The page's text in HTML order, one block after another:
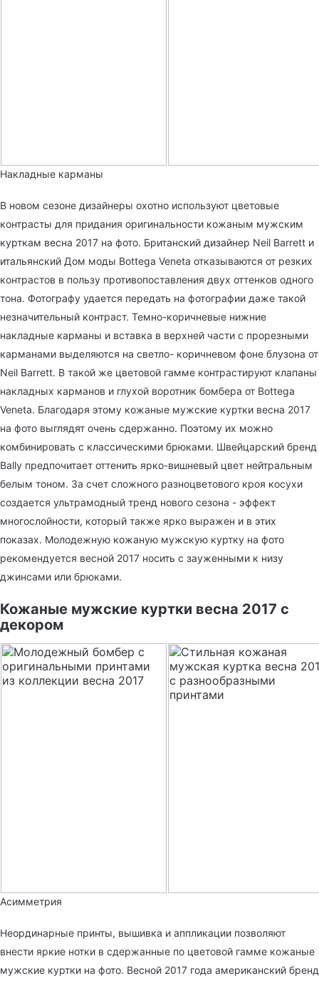
Накладные карманы
В новом сезоне дизайнеры охотно используют цветовые
контрасты для придания оригинальности кожаным мужским
курткам весна 2017 на фото. Британский дизайнер Neil Barrett и
итальянский Дом моды Bottega Veneta отказываются от резких
контрастов в пользу противопоставления двух оттенков одного
тона. Фотографу удается передать на фотографии даже такой
незначительный контраст. Темно-коричневые нижние
накладные карманы и вставка в верхней части с прорезными
карманами выделяются на светло- коричневом фоне блузона от
Neil Barrett. В такой же цветовой гамме контрастируют клапаны
накладных карманов и глухой воротник бомбера от Bottega
Veneta. Благодаря этому кожаные мужские куртки весна 2017
на фото выглядят очень сдержанно. Поэтому их можно
комбинировать с классическими брюками. Швейцарский бренд
Bally предпочитает оттенить ярко-вишневый цвет нейтральным
белым тоном. За счет сложного разноцветового кроя косухи
создается ультрамодный тренд нового сезона - эффект
многослойности, который также ярко выражен и в этих
показах. Молодежную кожаную мужскую куртку на фото
рекомендуется весной 2017 носить с зауженными к низу
джинсами или брюками.
Кожаные мужские куртки весна 2017 с
декором
Асимметрия
Неординарные принты, вышивка и аппликации позволяют
внести яркие нотки в сдержанные по цветовой гамме кожаные
мужские куртки на фото. Весной 2017 года американский бренд